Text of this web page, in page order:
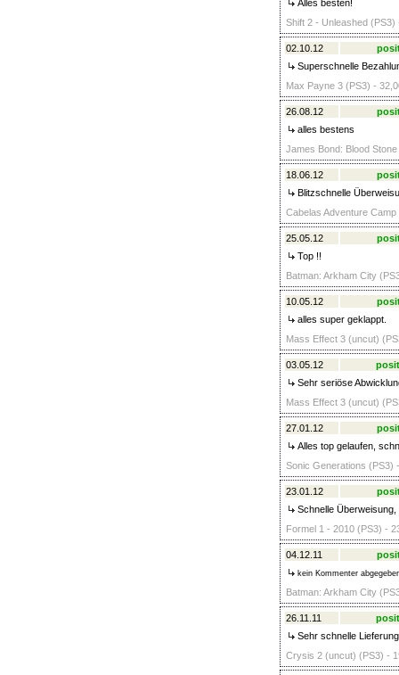
Alles besten!
Shift 2 - Unleashed (PS3)
02.10.12
Superschnelle
Max Payne 3 (PS3) -
26.08.12
alles bestens
James Bond: Blood
18.06.12
Blitzschnelle
Cabelas Adventure
25.05.12
Top !!
Batman: Arkham City
10.05.12
alles super geklappt.
Mass Effect 3 (uncut)
03.05.12
Sehr seriöse
Mass Effect 3 (uncut)
27.01.12
Alles top gelaufen,
Sonic Generations (PS3)
23.01.12
Schnelle
Formel 1 - 2010 (PS3) -
04.12.11
kein Kommenter
Batman: Arkham City
26.11.11
Sehr schnelle
Crysis 2 (uncut) (PS3) -